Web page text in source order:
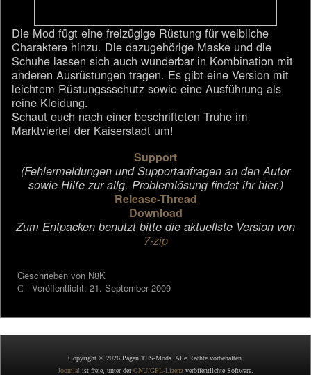
Die Mod fügt eine freizügige Rüstung für weibliche
Charaktere hinzu. Die dazugehörige Maske und die
Schuhe lassen sich auch wunderbar in Kombination mit
anderen Ausrüstungen tragen. Es gibt eine Version mit
leichtem Rüstungssschutz sowie eine Ausführung als
reine Kleidung.
Schaut euch nach einer beschrifteten Truhe im
Marktviertel der Kaiserstadt um!
Support
(Fehlermeldungen und Supportanfragen an den Autor
sowie Hilfe zur allg. Problemlösung findet ihr hier.)
Release-Thread
Download
Zum Entpacken benutzt bitte die aktuellste Version von
7-zip
Geschrieben von N8K
Veröffentlicht: 21. September 2009
Copyright © 2026 Pagan TES-Mods. Alle Rechte vorbehalten.
Joomla! ist freie, unter derGNU/GPL-Lizenz veröffentlichte Software.